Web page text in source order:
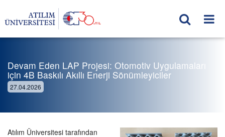
Devam Eden LAP Projesi: Otomotiv Uygulamaları
için 4B Baskılı Akıllı Enerji Sönümleyiciler
27.04.2026
Atılım Üniversitesi tarafından